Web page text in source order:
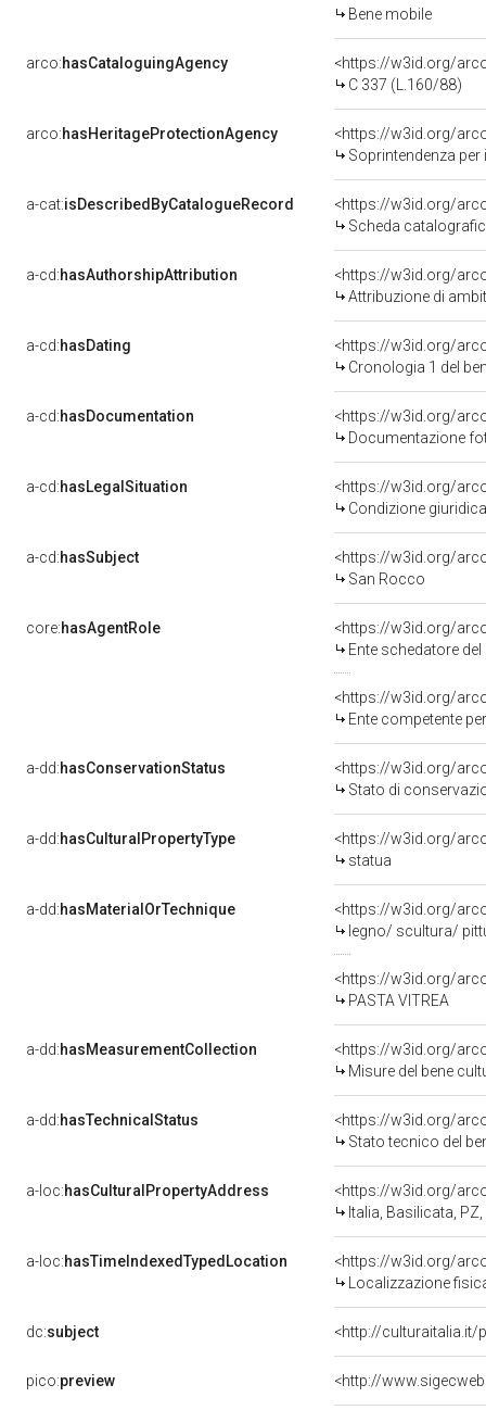
Bene mobile
arco:hasCataloguingAgency
<https://w3id.org/
C 337 (L.160/88)
arco:hasHeritageProtectionAgency
<https://w3id.org/
Soprintendenza
a-cat:isDescribedByCatalogueRecord
<https://w3id.org/
Scheda
a-cd:hasAuthorshipAttribution
<https://w3id.org/
Attribuzione di
a-cd:hasDating
<https://w3id.org/
Cronologia 1 del
a-cd:hasDocumentation
Documentazione
a-cd:hasLegalSituation
Condizione
a-cd:hasSubject
<https://w3id.org/
San Rocco
core:hasAgentRole
<https://w3id.org/
Ente schedatore
<https://w3id.org/
Ente competente per
a-dd:hasConservationStatus
<https://w3id.org/
Stato di
a-dd:hasCulturalPropertyType
<https://w3id.org/
statua
a-dd:hasMaterialOrTechnique
<https://w3id.org/
legno/ scultura/
<https://w3id.org/
PASTA VITREA
a-dd:hasMeasurementCollection
<https://w3id.org/
Misure del bene
a-dd:hasTechnicalStatus
<https://w3id.org/
Stato tecnico del
a-loc:hasCulturalPropertyAddress
<https://w3id.org/
Italia, Basilicata,
a-loc:hasTimeIndexedTypedLocation
<https://w3id.org/
Localizzazione
dc:subject <http://culturaitalia.it/
pico:preview <http://